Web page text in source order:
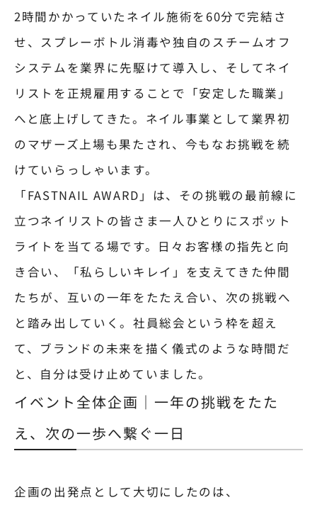
2時間かかっていたネイル施術を60分で完結さ
せ、スプレーボトル消毒や独自のスチームオフ
システムを業界に先駆けて導入し、そしてネイ
リストを正規雇用することで「安定した職業」
へと底上げしてきた。ネイル事業として業界初
のマザーズ上場も果たされ、今もなお挑戦を続
けていらっしゃいます。
「FASTNAIL AWARD」は、その挑戦の最前線に
立つネイリストの皆さま一人ひとりにスポット
ライトを当てる場です。日々お客様の指先と向
き合い、「私らしいキレイ」を支えてきた仲間
たちが、互いの一年をたたえ合い、次の挑戦へ
と踏み出していく。社員総会という枠を超え
て、ブランドの未来を描く儀式のような時間だ
と、自分は受け止めていました。
イベント全体企画｜一年の挑戦をたた
え、次の一歩へ繋ぐ一日
企画の出発点として大切にしたのは、